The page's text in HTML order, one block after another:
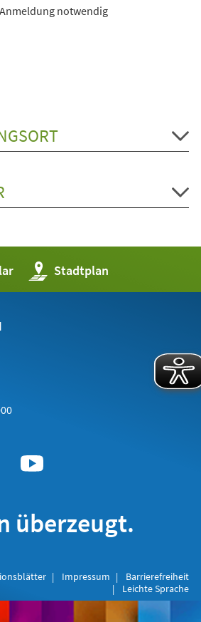
notwendig
Stadtplan
(Öffnet
in
einem
überzeugt.
Impressum
Barrierefreiheit
Leichte Sprache